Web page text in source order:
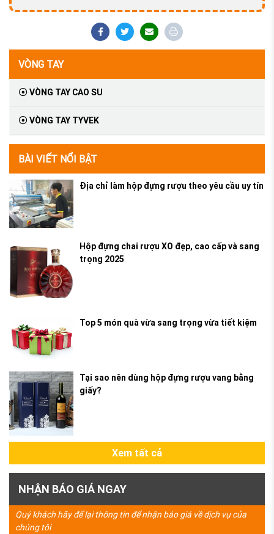
VÒNG TAY
VÒNG TAY CAO SU
VÒNG TAY TYVEK
BÀI VIẾT NỔI BẬT
Địa chỉ làm hộp đựng rượu theo yêu cầu uy tín
Hộp đựng chai rượu XO đẹp, cao cấp và sang
trọng 2025
Top 5 món quà vừa sang trọng vừa tiết kiệm
Tại sao nên dùng hộp đựng rượu vang bằng
giấy?
Xem tất cả
NHẬN BÁO GIÁ NGAY
Quý khách hãy để lại thông tin để nhận báo giá về dịch vụ của
chúng tôi